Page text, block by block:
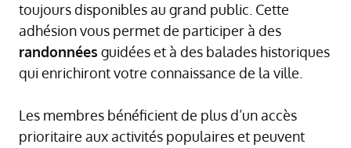
toujours disponibles au grand public. Cette
adhésion vous permet de participer à des
randonnées guidées et à des balades historiques
qui enrichiront votre connaissance de la ville.
Les membres bénéficient de plus d’un accès
prioritaire aux activités populaires et peuvent